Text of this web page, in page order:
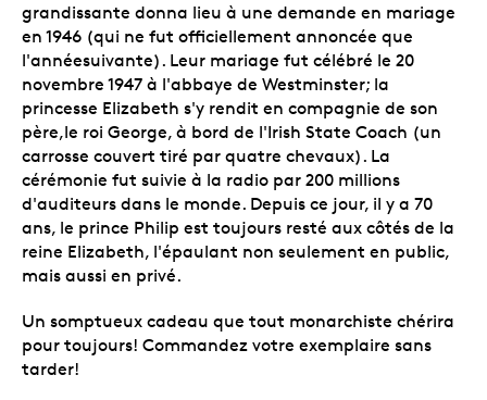
grandissante donna lieu à une demande en mariage
en 1946 (qui ne fut officiellement annoncée que
l'annéesuivante). Leur mariage fut célébré le 20
novembre 1947 à l'abbaye de Westminster; la
princesse Elizabeth s'y rendit en compagnie de son
père,le roi George, à bord de l'Irish State Coach (un
carrosse couvert tiré par quatre chevaux). La
cérémonie fut suivie à la radio par 200 millions
d'auditeurs dans le monde. Depuis ce jour, il y a 70
ans, le prince Philip est toujours resté aux côtés de la
reine Elizabeth, l'épaulant non seulement en public,
mais aussi en privé.
Un somptueux cadeau que tout monarchiste chérira
pour toujours! Commandez votre exemplaire sans
tarder!